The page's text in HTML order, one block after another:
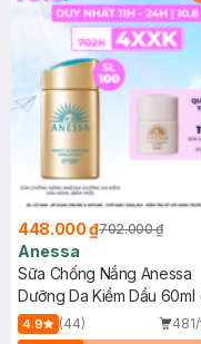
448.000 ₫702.000 ₫
Anessa
Sữa Chống Nắng Anessa
Dưỡng Da Kiềm Dầu 60ml
Mới)
4.9 (44)